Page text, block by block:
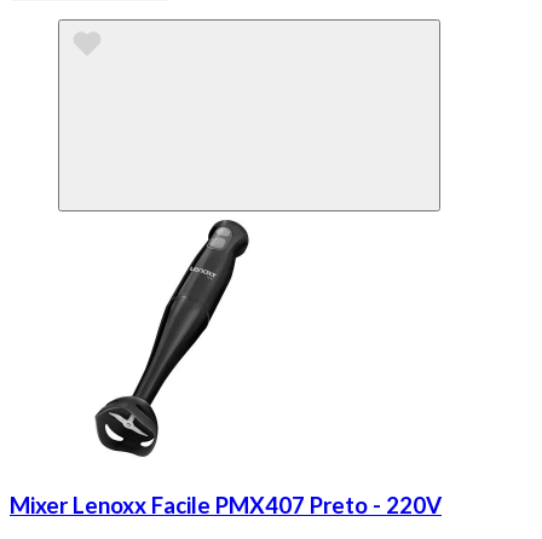
Mixer Lenoxx Facile PMX407 Preto - 220V